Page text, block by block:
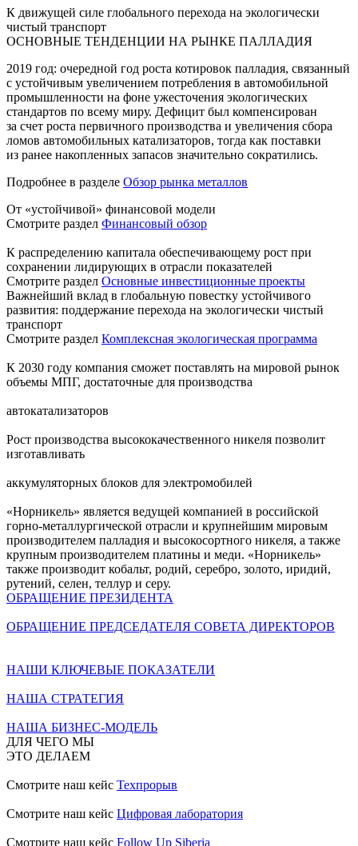
К движущей силе глобального перехода на экологически
чистый транспорт
ОСНОВНЫЕ ТЕНДЕНЦИИ НА РЫНКЕ ПАЛЛАДИЯ
2019 год: очередной год роста котировок палладия, связанный
с устойчивым увеличением потребления в автомобильной
промышленности на фоне ужесточения экологических
стандартов по всему миру. Дефицит был компенсирован
за счет роста первичного производства и увеличения сбора
ломов автомобильных катализаторов, тогда как поставки
из ранее накопленных запасов значительно сократились.
Подробнее в разделе Обзор рынка металлов
От «устойчивой» финансовой модели
Смотрите раздел Финансовый обзор
К распределению капитала обеспечивающему рост при
сохранении лидирующих в отрасли показателей
Смотрите раздел Основные инвестиционные проекты
Важнейший вклад в глобальную повестку устойчивого
развития: поддержание перехода на экологически чистый
транспорт
Смотрите раздел Комплексная экологическая программа
К 2030 году компания сможет поставлять на мировой рынок
объемы МПГ, достаточные для производства
автокатализаторов
Рост производства высококачественного никеля позволит
изготавливать
аккумуляторных блоков для электромобилей
«Норникель» является ведущей компанией в российской
горно-металлургической отрасли и крупнейшим мировым
производителем палладия и высокосортного никеля, а также
крупным производителем платины и меди. «Норникель»
также производит кобальт, родий, серебро, золото, иридий,
рутений, селен, теллур и серу.
ОБРАЩЕНИЕ ПРЕЗИДЕНТА
ОБРАЩЕНИЕ ПРЕДСЕДАТЕЛЯ СОВЕТА ДИРЕКТОРОВ
НАШИ КЛЮЧЕВЫЕ ПОКАЗАТЕЛИ
НАША СТРАТЕГИЯ
НАША БИЗНЕС-МОДЕЛЬ
ДЛЯ ЧЕГО МЫ
ЭТО ДЕЛАЕМ
Смотрите наш кейс Техпрорыв
Смотрите наш кейс Цифровая лаборатория
Смотрите наш кейс Follow Up Siberia